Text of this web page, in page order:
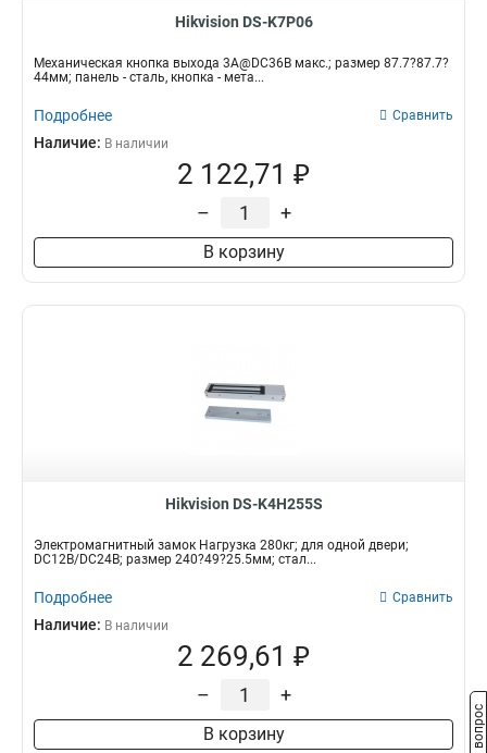
Hikvision DS-K7P06
Механическая кнопка выхода 3A@DC36В макс.; размер 87.7?87.7?
44мм; панель - сталь, кнопка - мета...
Подробнее Сравнить
Наличие: В наличии
2 122,71 ₽
– +
В корзину
Hikvision DS-K4H255S
Электромагнитный замок Нагрузка 280кг; для одной двери;
DC12В/DC24В; размер 240?49?25.5мм; стал...
Подробнее Сравнить
Наличие: В наличии
2 269,61 ₽
– +
В корзину